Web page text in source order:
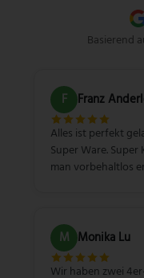
Basierend
F Franz
Alles ist perfekt
Super Ware.
man vorbehaltlos
M Monika Lu
Wir haben zwei